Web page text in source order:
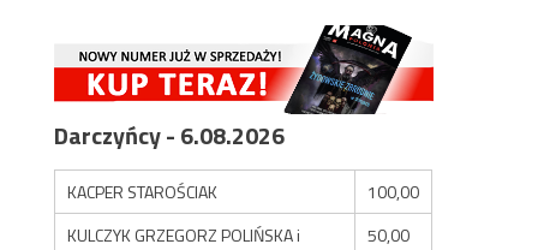
Darczyńcy - 6.08.2026
KACPER STAROŚCIAK
100,00
KULCZYK GRZEGORZ POLIŃSKA i
50,00